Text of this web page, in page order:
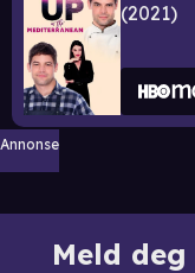
2021
Annonse
Meld